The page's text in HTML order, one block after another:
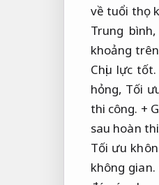
về tuổi thọ
Trung bình,
khoảng
Chịu lực tốt.
hỏng, Tối
thi công. +
sau hoàn
Tối ưu
không gian.